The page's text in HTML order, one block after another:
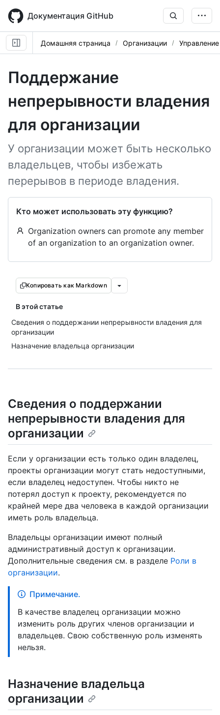
main
content
Документация GitHub
Домашняя страница Организации
Поддержание
непрерывности владения
для организации
У организации может быть несколько
владельцев, чтобы избежать
перерывов в периоде владения.
Кто может использовать эту функцию?
Organization owners can promote any member
of an organization to an organization owner.
Копировать как Markdown
В этой статье
Сведения о поддержании непрерывности владения для
организации
Назначение владельца организации
Сведения о поддержании
непрерывности владения для
организации
Если у организации есть только один владелец,
проекты организации могут стать недоступными,
если владелец недоступен. Чтобы никто не
потерял доступ к проекту, рекомендуется по
крайней мере два человека в каждой организации
иметь роль владельца.
Владельцы организации имеют полный
административный доступ к организации.
Дополнительные сведения см. в разделе Роли в
организации.
Примечание.
В качестве владелец организации можно
изменить роль других членов организации и
владельцев. Свою собственную роль изменять
нельзя.
Назначение владельца
организации